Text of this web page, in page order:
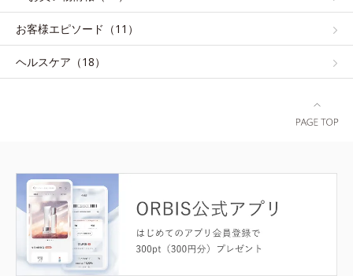
お客様エピソード（11）
ヘルスケア（18）